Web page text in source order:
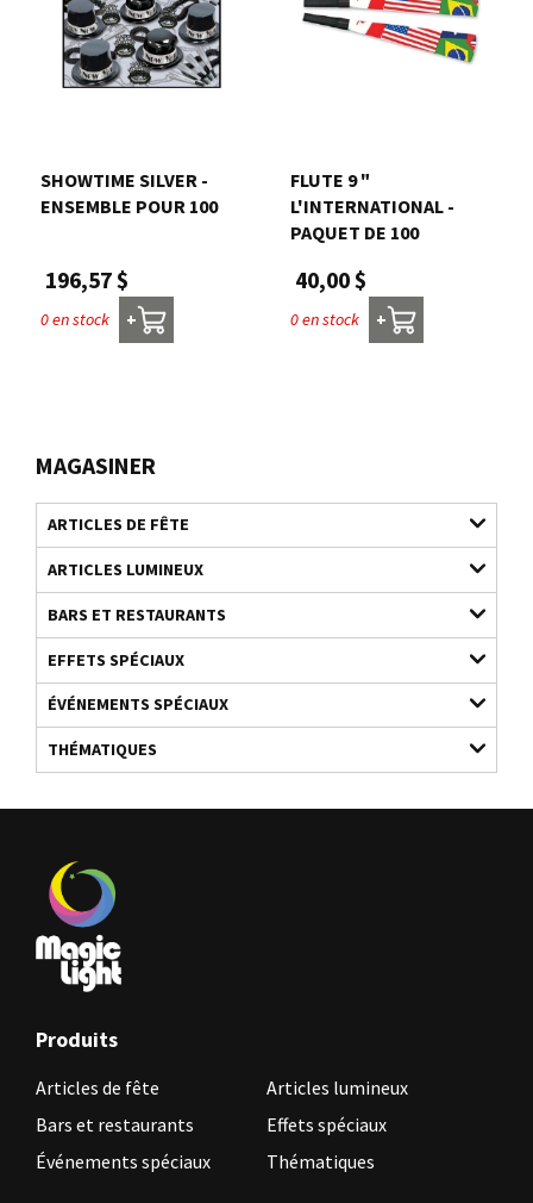
MAGASINER
ARTICLES DE FÊTE
ARTICLES LUMINEUX
BARS ET RESTAURANTS
EFFETS SPÉCIAUX
ÉVÉNEMENTS SPÉCIAUX
THÉMATIQUES
SHOWTIME SILVER -
ENSEMBLE POUR 100
196,57 $
0 en stock +
FLUTE 9 "
L'INTERNATIONAL -
PAQUET DE 100
40,00 $
0 en stock +
Produits
Articles de fête
Articles lumineux
Bars et restaurants
Effets spéciaux
Événements spéciaux
Thématiques